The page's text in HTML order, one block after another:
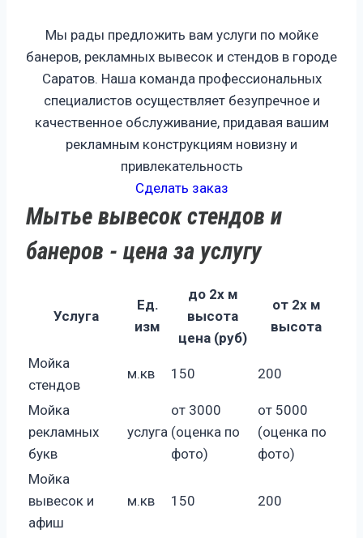
Мы рады предложить вам услуги по мойке
банеров, рекламных вывесок и стендов в городе
Саратов. Наша команда профессиональных
специалистов осуществляет безупречное и
качественное обслуживание, придавая вашим
рекламным конструкциям новизну и
привлекательность
Сделать заказ
Мытье вывесок стендов и
банеров - цена за услугу
Услуга
Ед.
изм
до 2х м
высота
цена (руб)
от 2х м
высота
Мойка
стендов
м.кв 150 200
Мойка
рекламных
букв
услуга
от 3000
(оценка по
фото)
от 5000
(оценка по
фото)
Мойка
вывесок и
афиш
м.кв 150 200